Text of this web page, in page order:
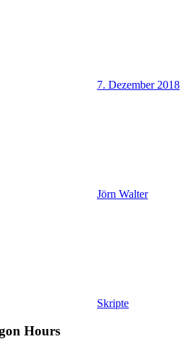
7. Dezember 2018
Jörn Walter
Skripte
Hours